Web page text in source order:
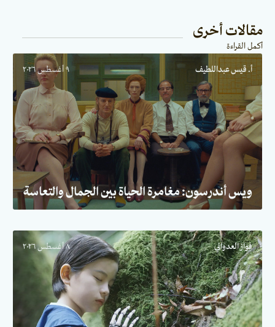
مقالات أخرى
أكمل القراءة
أ. قيس عبداللطيف ٩ أغسطس ٢٠٢٦
ويس أندرسون: مغامرة الحياة بين الجمال والتعاسة
فواز العدواني ٨ أغسطس ٢٠٢٦